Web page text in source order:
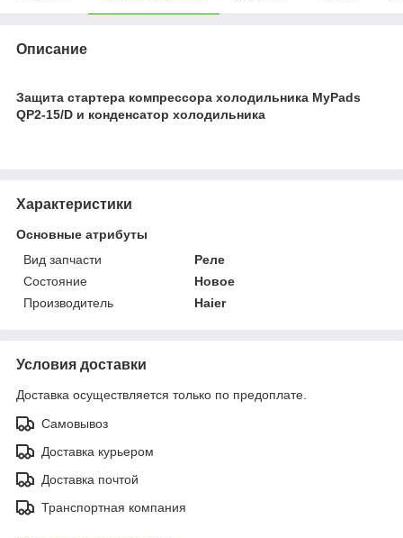
Описание
Защита стартера компрессора холодильника MyPads
QP2-15/D и конденсатор холодильника
Характеристики
Основные атрибуты
Вид запчасти
Реле
Состояние
Новое
Производитель
Haier
Условия доставки
Доставка осуществляется только по предоплате.
Самовывоз
Доставка курьером
Доставка почтой
Транспортная компания